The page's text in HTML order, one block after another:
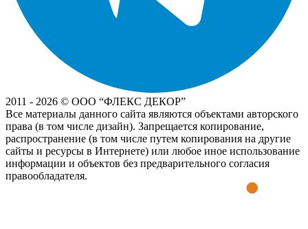
2011 - 2026 © OOO “ФЛЕКС ДЕКОР”
Все материалы данного сайта являются объектами авторского
права (в том числе дизайн). Запрещается копирование,
распространение (в том числе путем копирования на другие
сайты и ресурсы в Интернете) или любое иное использование
информации и объектов без предварительного согласия
правообладателя.